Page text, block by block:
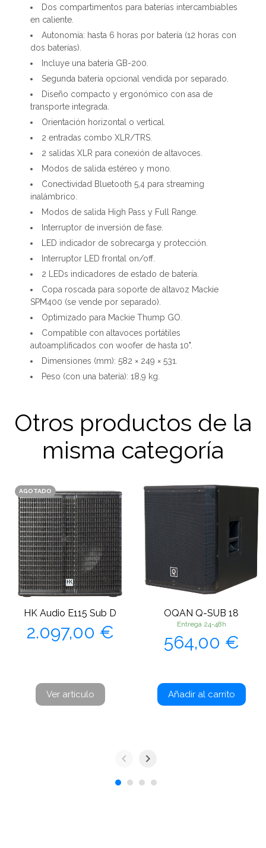
Dos compartimentos para baterías intercambiables
en caliente.
Autonomía: hasta 6 horas por batería (12 horas con
dos baterías).
Incluye una batería GB-200.
Segunda batería opcional vendida por separado.
Diseño compacto y ergonómico con asa de
transporte integrada.
Orientación horizontal o vertical.
2 entradas combo XLR/TRS.
2 salidas XLR para conexión de altavoces.
Modos de salida estéreo y mono.
Conectividad Bluetooth 5,4 para streaming
inalámbrico.
Modos de salida High Pass y Full Range.
Interruptor de inversión de fase.
LED indicador de sobrecarga y protección.
Interruptor LED frontal on/off.
2 LEDs indicadores de estado de batería.
Copa roscada para soporte de altavoz Mackie
SPM400 (se vende por separado).
Optimizado para Mackie Thump GO.
Compatible con altavoces portátiles
autoamplificados con woofer de hasta 10".
Dimensiones (mm): 582 × 249 × 531.
Peso (con una batería): 18,9 kg.
Otros productos de la
misma categoría
AGOTADO
HK Audio E115 Sub D
Precio
2.097,00 €
Ver artículo
OQAN Q-SUB 18
Entrega 24-48h
Precio
564,00 €
Añadir al carrito